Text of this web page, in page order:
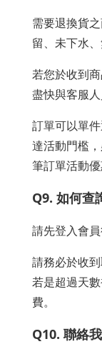
需要退換貨
留、未下水
若您於收到
盡快與客服人
訂單可以單
達活動門檻
筆訂單活動優
Q9. 如何查
請先登入會
請務必於收
若是超過天
費。
Q10. 聯絡